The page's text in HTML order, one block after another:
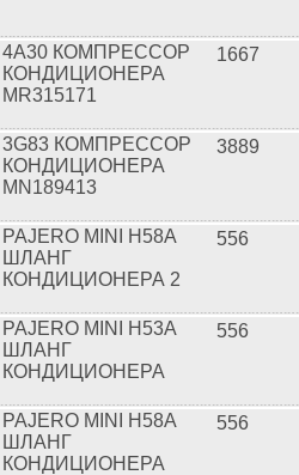
4A30 КОМПРЕССОР
КОНДИЦИОНЕРА
MR315171
1667
3G83 КОМПРЕССОР
КОНДИЦИОНЕРА
MN189413
3889
PAJERO MINI H58A
ШЛАНГ
КОНДИЦИОНЕРА 2
556
PAJERO MINI H53A
ШЛАНГ
КОНДИЦИОНЕРА
556
PAJERO MINI H58A
ШЛАНГ
КОНДИЦИОНЕРА
556